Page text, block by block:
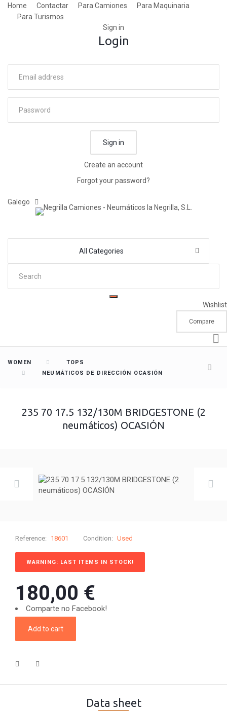
Home Contactar Para Camiones
Para Maquinaria
Para Turismos
Sign in
Login
Sign in
Create an account
Forgot your password?
Galego
All Categories
Wishlist
Compare
WOMEN
TOPS
NEUMÁTICOS DE DIRECCIÓN OCASIÓN
235 70 17.5 132/130M BRIDGESTONE (2
neumáticos) OCASIÓN
Reference: 18601 Condition: Used
WARNING: LAST ITEMS IN STOCK!
180,00 €
Comparte no Facebook!
Add to cart
Data sheet